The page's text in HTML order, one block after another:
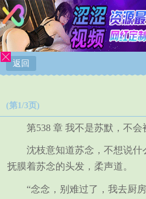
返回
(第1/3页)
第538 章 我不是苏默，不
沈枝意知道苏念，不想说
抚膜着苏念的头发，柔声道。
“念念，别难过了，我去厨